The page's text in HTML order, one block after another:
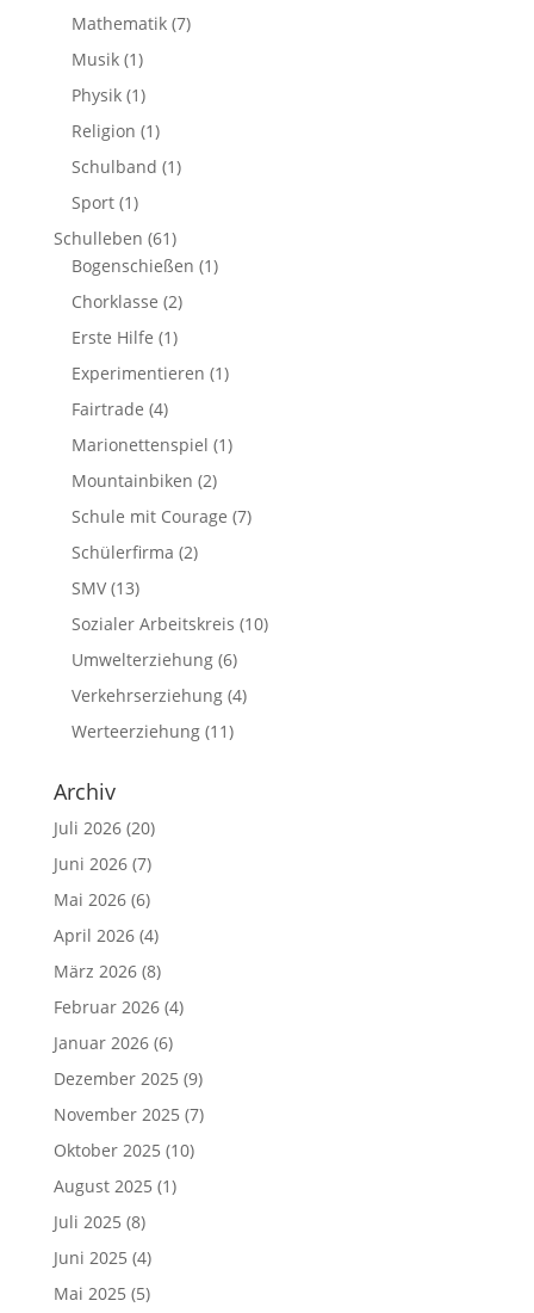
Mathematik(7)
Musik(1)
Physik(1)
Religion (1)
Schulband (1)
Sport(1)
Schulleben (61)
Bogenschießen (1)
Chorklasse (2)
Erste Hilfe (1)
Experimentieren (1)
Fairtrade (4)
Marionettenspiel (1)
Mountainbiken (2)
Schule mit Courage (7)
Schülerfirma (2)
SMV(13)
Sozialer Arbeitskreis (10)
Umwelterziehung(6)
Verkehrserziehung(4)
Werteerziehung(11)
Archiv
Juli 2026(20)
Juni 2026(7)
Mai 2026(6)
April 2026(4)
März 2026(8)
Februar 2026(4)
Januar 2026(6)
Dezember 2025 (9)
November 2025 (7)
Oktober 2025 (10)
August 2025 (1)
Juli 2025 (8)
Juni 2025 (4)
Mai 2025 (5)